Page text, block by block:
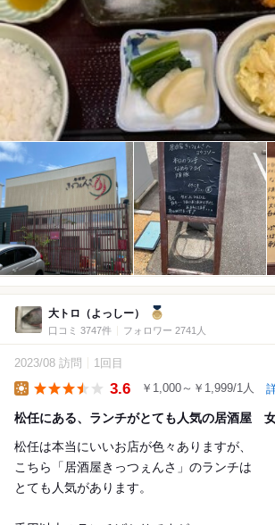
大トロ（よっしー）
口コミ 3747件 フォロワー 2741人
2023/08 訪問 1回目
3.6 ￥1,000～￥1,999/1人
松任にある、ランチがとても人気の居酒屋
松任は本当にいいお店が色々ありますが、
こちら「居酒屋きっつぇんさ」のランチは
とても人気があります。